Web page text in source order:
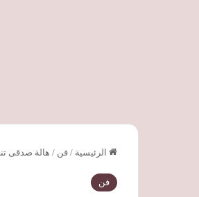
الرئيسية / فن / هالة صدقى
فن